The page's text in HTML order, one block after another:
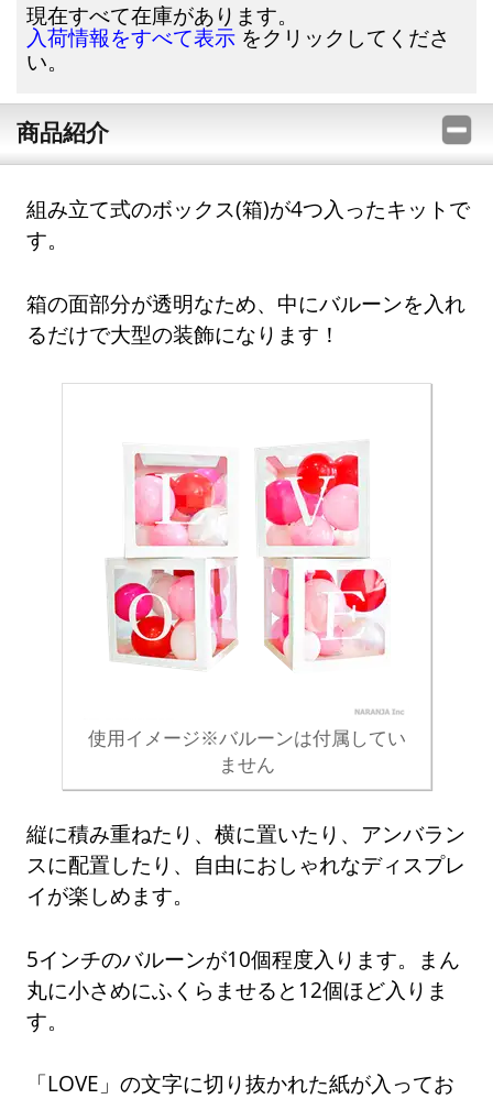
現在すべて在庫があります。
入荷情報をすべて表示 をクリックしてくださ
い。
商品紹介
組み立て式のボックス(箱)が4つ入ったキットで
す。
箱の面部分が透明なため、中にバルーンを入れ
るだけで大型の装飾になります！
使用イメージ※バルーンは付属してい
ません
縦に積み重ねたり、横に置いたり、アンバラン
スに配置したり、自由におしゃれなディスプレ
イが楽しめます。
5インチのバルーンが10個程度入ります。まん
丸に小さめにふくらませると12個ほど入りま
す。
「LOVE」の文字に切り抜かれた紙が入ってお